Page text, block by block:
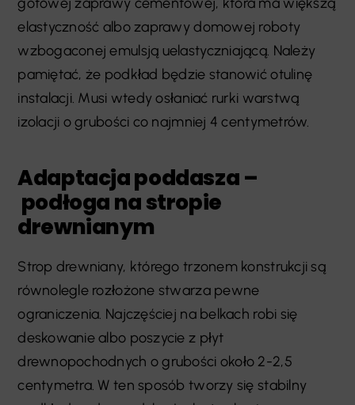
elastyczność albo zaprawy domowej roboty
wzbogaconej emulsją uelastyczniającą. Należy
pamiętać, że podkład będzie stanowić otulinę
instalacji. Musi wtedy osłaniać rurki warstwą
izolacji o grubości co najmniej 4 centymetrów.
Adaptacja poddasza –
podłoga na stropie
drewnianym
Strop drewniany, którego trzonem konstrukcji są
równolegle rozłożone stwarza pewne
ograniczenia. Najczęściej na belkach robi się
deskowanie albo poszycie z płyt
drewnopochodnych o grubości około 2-2,5
centymetra. W ten sposób tworzy się stabilny